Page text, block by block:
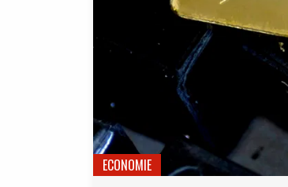
ECONOMIE